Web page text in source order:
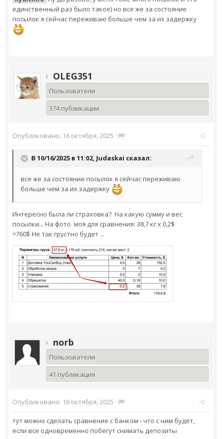
единственный раз было такое) но все же за состояние
посылок я сейчас переживаю больше чем за их задержку
OLEG351
Пользователи
374 публикации
Опубликовано: 16 октября, 2025 ·
В 10/16/2025 в 11:02, Judaskai сказал:
все же за состояние посылок я сейчас переживаю
больше чем за их задержку
Интересно была ли страховка? На какую сумму и вес
посылки... На фото моя для сравнения: 38,7 кг х 0,2$
=760$ Не так грустно будет ...
norb
Пользователи
41 публикация
Опубликовано: 16 октября, 2025 ·
тут можно сделать сравнение с банком - что с ним будет,
если все одновременно побегут снимать депозиты